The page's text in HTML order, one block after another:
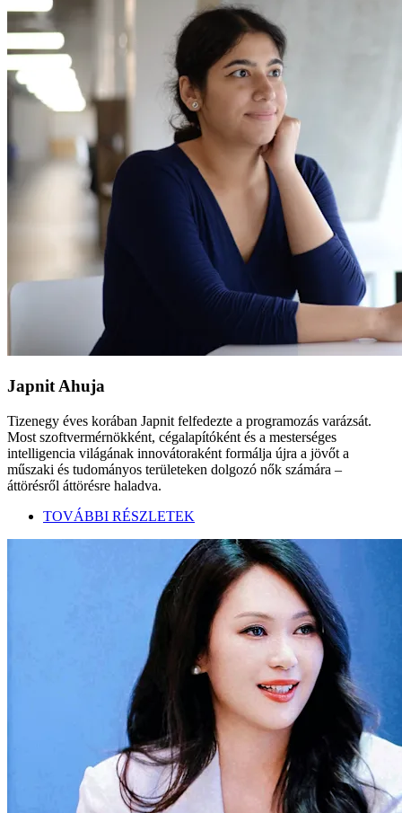
Japnit Ahuja
Tizenegy éves korában Japnit felfedezte a programozás varázsát.
Most szoftvermérnökként, cégalapítóként és a mesterséges
intelligencia világának innovátoraként formálja újra a jövőt a
műszaki és tudományos területeken dolgozó nők számára –
áttörésről áttörésre haladva.
TOVÁBBI RÉSZLETEK